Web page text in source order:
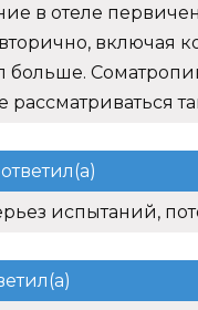
в отеле
включая
больше.
рассматриваться
ответил(а)
испытаний,